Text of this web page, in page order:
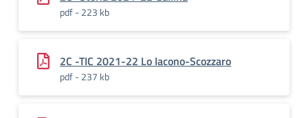
pdf - 223 kb
2C -TIC 2021-22 Lo Iacono-Scozzaro
pdf - 237 kb